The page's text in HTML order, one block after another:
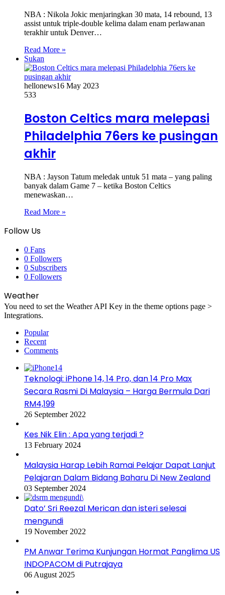
NBA : Nikola Jokic menjaringkan 30 mata, 14 rebound, 13
assist untuk triple-double kelima dalam enam perlawanan
terakhir untuk Denver…
Read More »
Sukan
hellonews16 May 2023
533
Boston Celtics mara melepasi
Philadelphia 76ers ke pusingan
akhir
NBA : Jayson Tatum meledak untuk 51 mata – yang paling
banyak dalam Game 7 – ketika Boston Celtics
menewaskan…
Read More »
Follow Us
0 Fans
0 Followers
0 Subscribers
0 Followers
Weather
You need to set the Weather API Key in the theme options page >
Integrations.
Popular
Recent
Comments
Teknologi: iPhone 14, 14 Pro, dan 14 Pro Max
Secara Rasmi Di Malaysia – Harga Bermula Dari
RM4,199
26 September 2022
Kes Nik Elin : Apa yang terjadi ?
13 February 2024
Malaysia Harap Lebih Ramai Pelajar Dapat Lanjut
Pelajaran Dalam Bidang Baharu Di New Zealand
03 September 2024
Dato’ Sri Reezal Merican dan isteri selesai
mengundi
19 November 2022
PM Anwar Terima Kunjungan Hormat Panglima US
INDOPACOM di Putrajaya
06 August 2025